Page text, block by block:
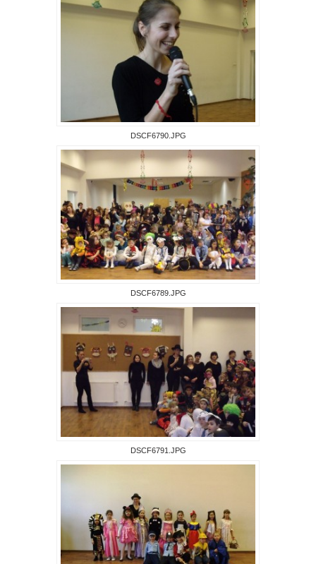
DSCF6790.JPG
DSCF6789.JPG
DSCF6791.JPG